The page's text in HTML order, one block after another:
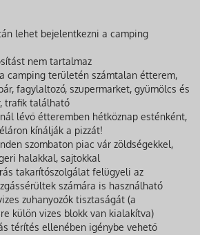
lehet bejelentkezni a camping
nem tartalmaz
camping területén számtalan étterem,
fagylaltozó, szupermarket, gyümölcs és
trafik található
lévő étteremben hétköznap esténként,
kínálják a pizzát!
szombaton piac vár zöldségekkel,
halakkal, sajtokkal
takarítószolgálat felügyeli az
számára is használható
zuhanyozók tisztaságát (a
külön vizes blokk van kialakítva)
térítés ellenében igénybe vehető